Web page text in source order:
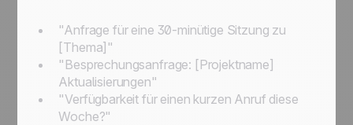
"Anfrage für eine 30-minütige Sitzung zu
[Thema]"
"Besprechungsanfrage: [Projektname]
Aktualisierungen"
"Verfügbarkeit für einen kurzen Anruf diese
Woche?"